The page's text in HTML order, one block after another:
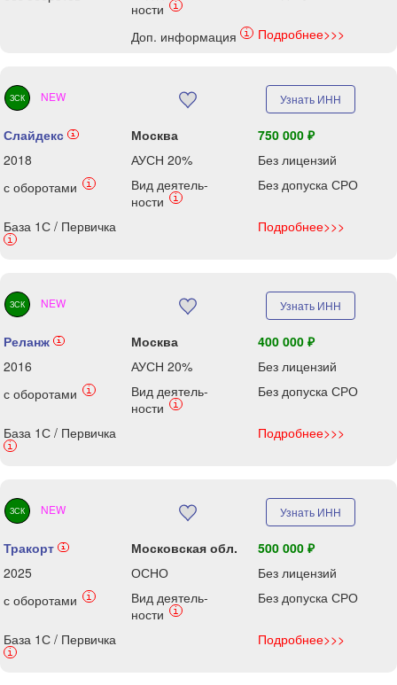
ности
i
Доп. информация i Подробнее>>>
ЗСК NEW Узнать ИНН
Слайдекс i Москва
750 000 ₽
2018
АУСН 20%
Без лицензий
с оборотами
i
Вид деятель-
ности
i
Без допуска СРО
База 1С / Первичка
i
Подробнее>>>
ЗСК NEW Узнать ИНН
Реланж i Москва
400 000 ₽
2016
АУСН 20%
Без лицензий
с оборотами
i
Вид деятель-
ности
i
Без допуска СРО
База 1С / Первичка
i
Подробнее>>>
ЗСК NEW Узнать ИНН
Тракорт i Московская обл.
500 000 ₽
2025
ОСНО
Без лицензий
с оборотами
i
Вид деятель-
ности
i
Без допуска СРО
База 1С / Первичка
i
Подробнее>>>